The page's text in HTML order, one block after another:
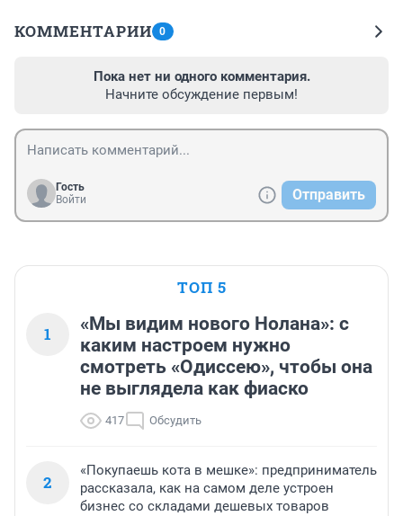
КОММЕНТАРИИ 0
Пока нет ни одного комментария.
Начните обсуждение первым!
Гость
Войти
Отправить
ТОП 5
1
«Мы видим нового Нолана»: с
каким настроем нужно
смотреть «Одиссею», чтобы она
не выглядела как фиаско
417 Обсудить
2
«Покупаешь кота в мешке»: предприниматель
рассказала, как на самом деле устроен
бизнес со складами дешевых товаров